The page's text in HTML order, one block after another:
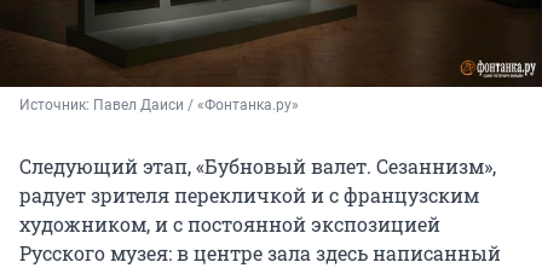
Источник: Павел Даиси / «Фонтанка.ру»
Следующий этап, «Бубновый валет. Сезаннизм»,
радует зрителя перекличкой и с французским
художником, и с постоянной экспозицией
Русского музея: в центре зала здесь написанный